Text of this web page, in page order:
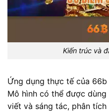
Kiến trúc và
Ứng dụng thực tế của 66b
Mô hình có thể được
viết và sáng tác, phân